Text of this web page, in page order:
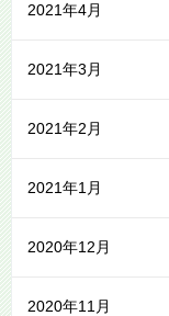
2021年4月
2021年3月
2021年2月
2021年1月
2020年12月
2020年11月